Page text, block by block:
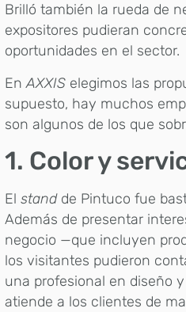
Brilló también la rueda de
expositores pudieran
oportunidades en el sector.
EnAXXIS elegimos las
supuesto, hay muchos
son algunos de los que
1. Color y
El standde Pintuco fue
Además de presentar
negocio —que incluyen
los visitantes pudieron
una profesional en diseño
atiende a los clientes de